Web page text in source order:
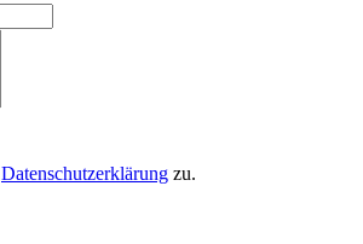
Datenschutzerklärung zu.